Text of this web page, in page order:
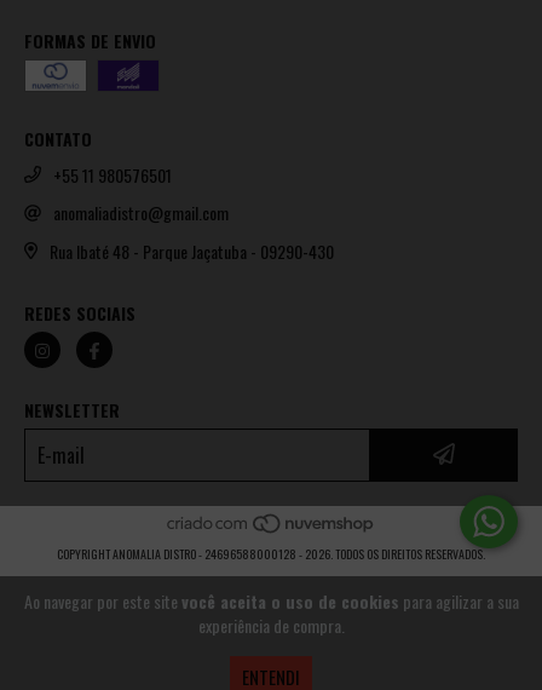
Ao navegar por este sitevocê aceita o uso de cookies para agilizar a sua
experiência de compra.
ENTENDI
FORMAS DE ENVIO
CONTATO
+55 11 980576501
anomaliadistro@gmail.com
Rua Ibaté 48 - Parque Jaçatuba - 09290-430
REDES SOCIAIS
NEWSLETTER
COPYRIGHT ANOMALIA DISTRO - 24696588000128 - 2026. TODOS OS DIREITOS RESERVADOS.